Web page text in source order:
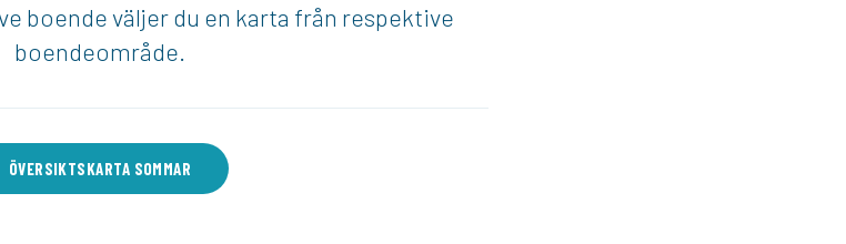
boende väljer du en karta från respektive
boendeområde.
ÖVERSIKTSKARTA SOMMAR